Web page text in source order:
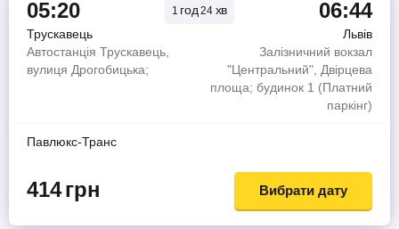
05:20 1 год24 хв 06:44
Трускавець
Львів
Автостанція Трускавець,
вулиця Дрогобицька;
Залізничний вокзал
"Центральний", Двірцева
площа; будинок 1 (Платний
паркінг)
Павлюкс-Транс
414грн Вибрати дату